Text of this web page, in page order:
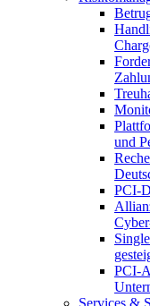
und
PCI-
PCI-
Services &